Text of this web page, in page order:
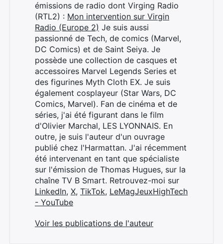
émissions de radio dont Virging Radio
(RTL2) : Mon intervention sur Virgin
Radio (Europe 2) Je suis aussi
passionné de Tech, de comics (Marvel,
DC Comics) et de Saint Seiya. Je
possède une collection de casques et
accessoires Marvel Legends Series et
des figurines Myth Cloth EX. Je suis
également cosplayeur (Star Wars, DC
Comics, Marvel). Fan de cinéma et de
séries, j'ai été figurant dans le film
d'Olivier Marchal, LES LYONNAIS. En
outre, je suis l'auteur d'un ouvrage
publié chez l'Harmattan. J'ai récemment
été intervenant en tant que spécialiste
sur l'émission de Thomas Hugues, sur la
chaîne TV B Smart. Retrouvez-moi sur
LinkedIn, X, TikTok, LeMagJeuxHighTech
- YouTube
Voir les publications de l'auteur
Rechercher
: